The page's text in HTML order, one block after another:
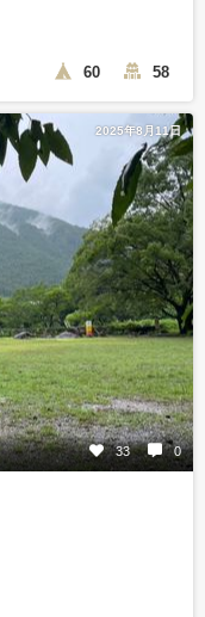
60 58
2025年8月11日
33 0